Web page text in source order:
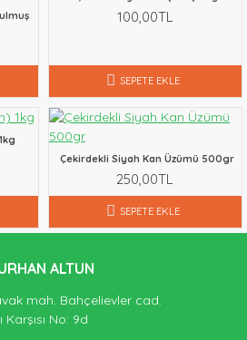
100,00TL
SEPETE EKLE
Çekirdekli Siyah Kan Üzümü 500gr
250,00TL
SEPETE EKLE
ALTUN
mah. Bahçelievler cad.
No: 9d